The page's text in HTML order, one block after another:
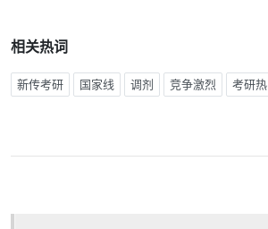
相关热词
新传考研 国家线 调剂 竞争激烈 考研热